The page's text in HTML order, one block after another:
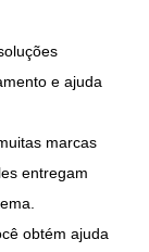
e ajuda
marcas
entregam
obtém ajuda